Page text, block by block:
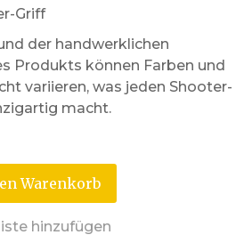
Griff
der handwerklichen
Produkts können Farben und
variieren, was jeden Shooter-
macht.
Warenkorb
hinzufügen